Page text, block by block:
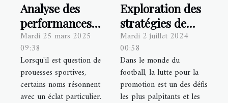
Analyse des
performances
clés de Kylian
Mbappé dans les
grandes
compétitions
Mardi 25 mars 2025
09:38
Lorsqu'il est question de
prouesses sportives,
certains noms résonnent
avec un éclat particulier.
Exploration des
stratégies de
l'ASSE pour la
remontée en
Ligue 1
Mardi 2 juillet 2024
00:58
Dans le monde du
football, la lutte pour la
promotion est un des défis
les plus palpitants et les